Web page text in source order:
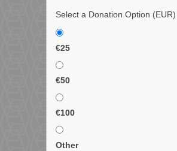
Select a Donation Option (EUR)
€25
€50
€100
Other